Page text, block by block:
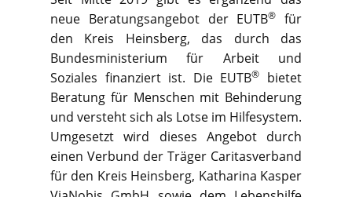
neue Beratungsangebot der EUTB®
für
den Kreis Heinsberg, das durch das
Bundesministerium für Arbeit und
Soziales finanziert ist. Die EUTB®
bietet
Beratung für Menschen mit Behinderung
und versteht sich als Lotse im Hilfesystem.
Umgesetzt wird dieses Angebot durch
einen Verbund der Träger Caritasverband
für den Kreis Heinsberg, Katharina Kasper